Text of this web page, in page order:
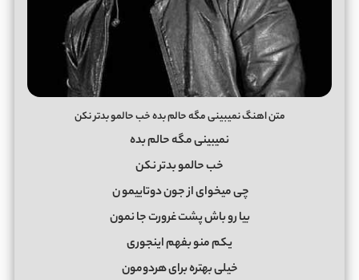
متن اهنگ نمیبینی مگه حالم بده خب حالمو بدتر نکن
نمیبینی مگه حالم بده
خب حالمو بدتر نکن
چی میخوای از جون دوتاییمون
بیا رو باش پشت غرورت جا نمون
یکم منو بفهم اینجوری
خیلی بهتره برای هردومون